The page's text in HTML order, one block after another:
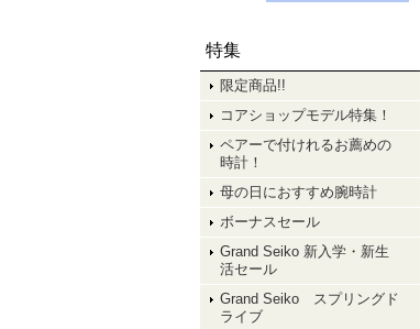
特集
限定商品!!
コアショップモデル特集！
ペアーで付けれるお薦めの
時計！
母の日におすすめ腕時計
ボーナスセール
Grand Seiko 新入学・新生
活セール
Grand Seiko スプリングド
ライブ